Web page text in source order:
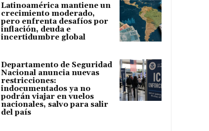
Latinoamérica mantiene un
crecimiento moderado,
pero enfrenta desafíos por
inflación, deuda e
incertidumbre global
Departamento de Seguridad
Nacional anuncia nuevas
restricciones:
indocumentados ya no
podrán viajar en vuelos
nacionales, salvo para salir
del país